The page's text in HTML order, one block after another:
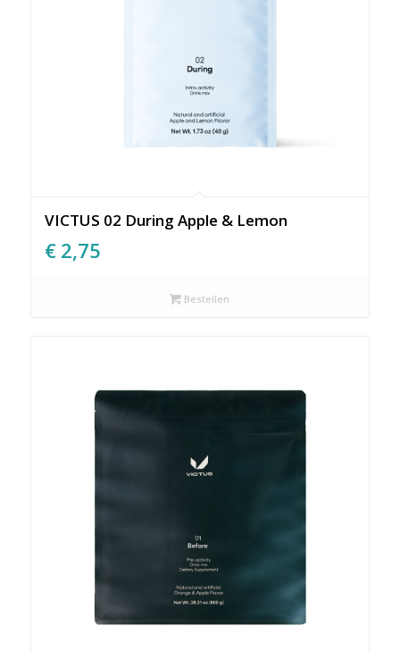
VICTUS 02 During Apple & Lemon
€ 2,75
Bestellen